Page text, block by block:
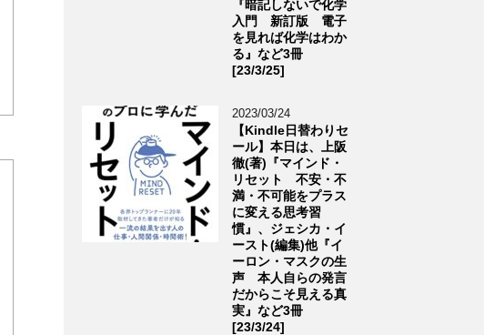
『暗記しないで化学
入門 新訂版 電子
を見れば化学はわか
る』など3冊
[23/3/25]
2023/03/24
【Kindle日替わりセ
ール】本日は、上阪
徹(著)『マインド・
リセット 不安・不
満・不可能をプラス
に変える思考習
慣』、ジェシカ・イ
ースト(編集)他『イ
ーロン・マスクの生
声 本人自らの発言
だからこそ見える真
実』など3冊
[23/3/24]